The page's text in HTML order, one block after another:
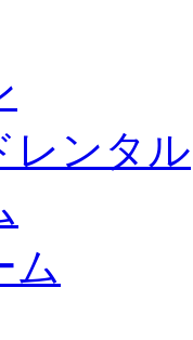
レンタル
ム